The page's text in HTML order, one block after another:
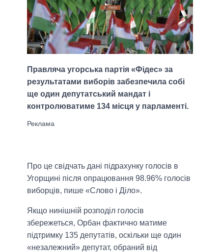
Правляча угорська партія «Фідес» за
результатами виборів забезпечила собі
ще один депутатський мандат і
контролюватиме 134 місця у парламенті.
Про це свідчать дані підрахунку голосів в
Угорщині після опрацювання 98.96% голосів
виборців, пише «Слово і Діло».
Якщо нинішній розподіл голосів
збережеться, Орбан фактично матиме
підтримку 135 депутатів, оскільки ще один
«незалежний» депутат, обраний від